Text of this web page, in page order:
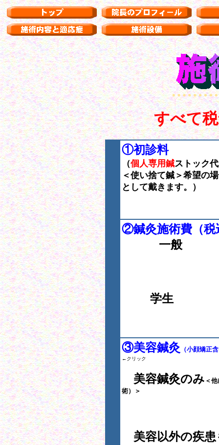
すべて
①初診料
（個人専用鍼ストック
＜使い捨て鍼＞希望の
として戴きます。）
②鍼灸施術費（税
一
③美容鍼灸 （小顔矯正
←クリック
美容鍼灸のみ ＜
術）＞
美容以外の疾患